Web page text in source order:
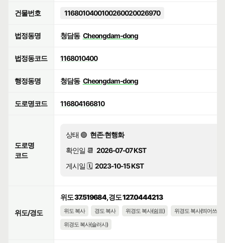
건물번호 1168010400100260020026970
법정동명 청담동 Cheongdam-dong
법정동코드 1168010400
행정동명 청담동 Cheongdam-dong
도로명코드 116804166810
도로명
코드
상태 🟢 현존·현행화
확인일 📆 2026-07-07 KST
게시일 🗓️ 2023-10-15 KST
위도/경도
위도 37.519684, 경도 127.0444213
위도 복사 경도 복사 위경도 복사(쉼표)
위경도 복사(띄어쓰기)
위경도 복사(슬러시)